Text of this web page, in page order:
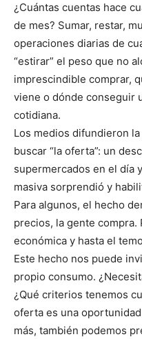
¿Cuántas cuentas hace
de mes? Sumar, restar,
operaciones diarias de
“estirar” el peso que no
imprescindible comprar,
viene o dónde conseguir
cotidiana.
Los medios difundieron
buscar “la oferta”: un
supermercados en el día
masiva sorprendió y
Para algunos, el hecho
precios, la gente compra.
económica y hasta el
Este hecho nos puede
propio consumo.
¿Qué criterios tenemos
oferta es una
más, también podemos